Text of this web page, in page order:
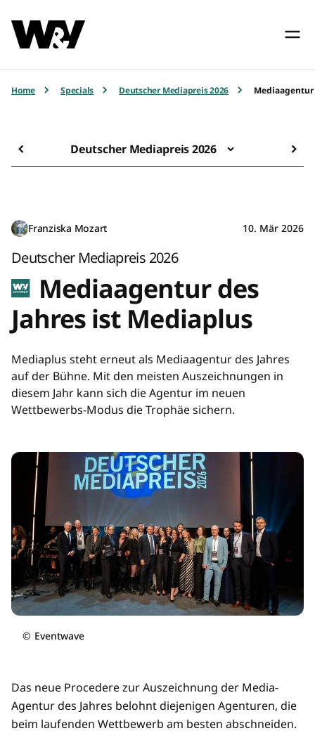
Home Specials Deutscher Mediapreis 2026
Deutscher Mediapreis 2026
Franziska Mozart 10. Mär 2026
Deutscher Mediapreis 2026
Mediaagentur des
Jahres ist Mediaplus
Mediaplus steht erneut als Mediaagentur des Jahres
auf der Bühne. Mit den meisten Auszeichnungen in
diesem Jahr kann sich die Agentur im neuen
Wettbewerbs-Modus die Trophäe sichern.
© Eventwave
Das neue Procedere zur Auszeichnung der Media-
Agentur des Jahres belohnt diejenigen Agenturen, die
beim laufenden Wettbewerb am besten abschneiden.